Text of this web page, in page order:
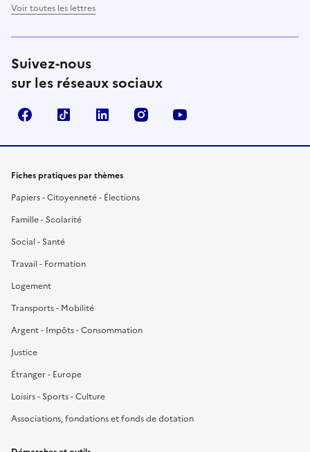
Voir toutes les lettres
Suivez-nous
sur les réseaux sociaux
FacebookTikTok LinkedIn Instagram
Fiches pratiques par thèmes
Papiers - Citoyenneté - Élections
Famille - Scolarité
Social - Santé
Travail - Formation
Logement
Transports - Mobilité
Argent - Impôts - Consommation
Justice
Étranger - Europe
Loisirs - Sports - Culture
Associations, fondations et fonds de dotation